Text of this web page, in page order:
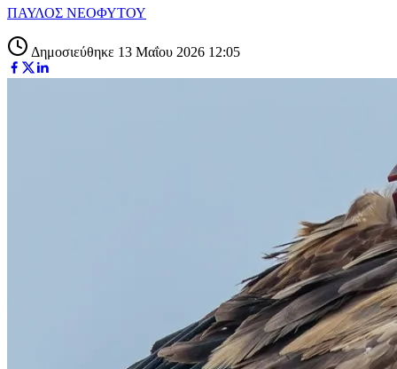
ΠΑΥΛΟΣ ΝΕΟΦΥΤΟΥ
Δημοσιεύθηκε 13 Μαΐου 2026 12:05